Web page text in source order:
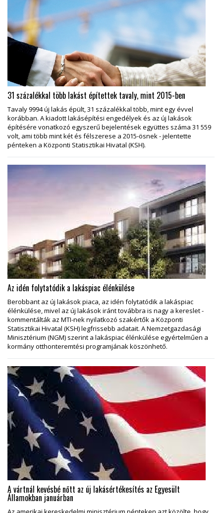
31 százalékkal több lakást építettek tavaly, mint 2015-ben
Tavaly 9994 új lakás épült, 31 százalékkal több, mint egy évvel
korábban. A kiadott lakásépítési engedélyek és az új lakások
építésére vonatkozó egyszerű bejelentések együttes száma 31 559
volt, ami több mint két és félszerese a 2015-ösnek - jelentette
pénteken a Központi Statisztikai Hivatal (KSH).
Az idén folytatódik a lakáspiac élénkülése
Berobbant az új lakások piaca, az idén folytatódik a lakáspiac
élénkülése, mivel az új lakások iránt továbbra is nagy a kereslet -
kommentálták az MTI-nek nyilatkozó szakértők a Központi
Statisztikai Hivatal (KSH) legfrissebb adatait. A Nemzetgazdasági
Minisztérium (NGM) szerint a lakáspiac élénkülése egyértelműen a
kormány otthonteremtési programjának köszönhető.
A vártnál kevésbé nőtt az új lakásértékesítés az Egyesült
Államokban januárban